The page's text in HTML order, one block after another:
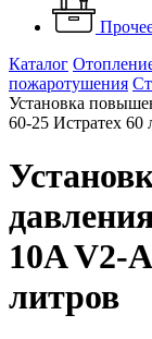
Каталог
пожаротушения
Установка
60-25 Истратех 60
10A V2-
литров